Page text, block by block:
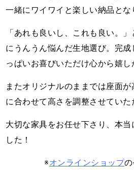
一緒にワイワイと楽しい納品とな
「あれも良いし、これも良い。
にうんうん悩んだ生地選び。完
っぱいお喜びいただけ心から嬉し
またオリジナルのままでは座面
に合わせて高さを調整させていた
大切な家具をお任せ下さり、本当
した！
※オンラインショップの